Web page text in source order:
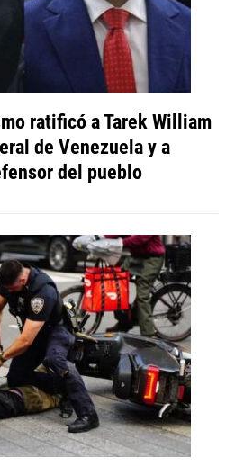
ratificó a Tarek William
de Venezuela y a
del pueblo